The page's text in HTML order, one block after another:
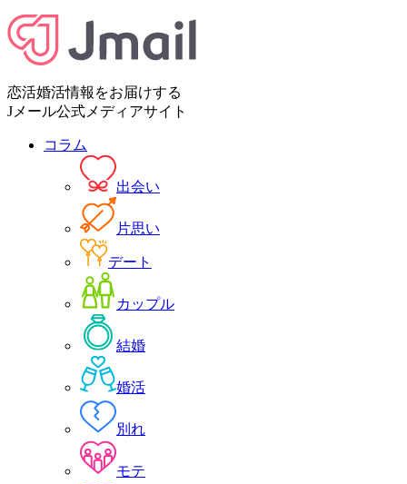
恋活婚活情報をお届けする
Jメール公式メディアサイト
コラム
出会い
片思い
デート
カップル
結婚
婚活
別れ
モテ